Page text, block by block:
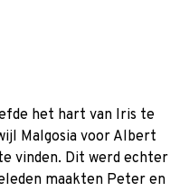
het hart van Iris te
Malgosia voor Albert
vinden. Dit werd echter
maakten Peter en